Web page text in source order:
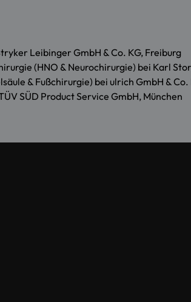
Leibinger GmbH & Co. KG, Freiburg
(HNO & Neurochirurgie) bei Karl
& Fußchirurgie) bei ulrich GmbH & Co.
SÜD Product Service GmbH, München